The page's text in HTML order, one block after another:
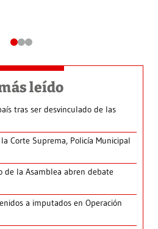
leído
tras ser desvinculado de las
Corte Suprema, Policía Municipal
de la Asamblea abren debate
a imputados en Operación